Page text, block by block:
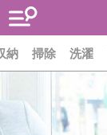
納 掃除 洗濯